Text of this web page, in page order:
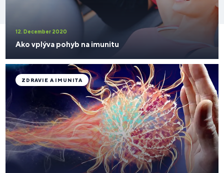
12. December 2020
Ako vplýva pohyb na imunitu
ZDRAVIE A IMUNITA